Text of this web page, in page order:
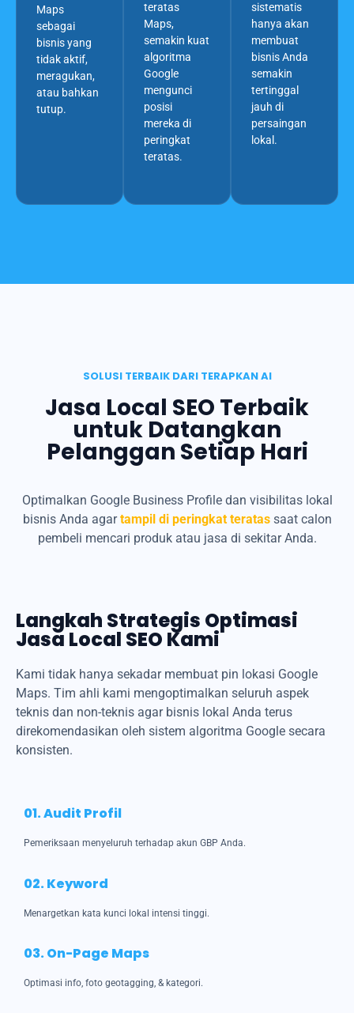
Maps
sebagai
bisnis yang
tidak aktif,
meragukan,
atau bahkan
tutup.
teratas
Maps,
semakin kuat
algoritma
Google
mengunci
posisi
mereka di
peringkat
teratas.
sistematis
hanya akan
membuat
bisnis Anda
semakin
tertinggal
jauh di
persaingan
lokal.
SOLUSI TERBAIK DARI TERAPKAN AI
Jasa Local SEO Terbaik
untuk Datangkan
Pelanggan Setiap Hari
Optimalkan Google Business Profile dan visibilitas lokal
bisnis Anda agartampil di peringkat teratassaat calon
pembeli mencari produk atau jasa di sekitar Anda.
Langkah Strategis Optimasi
Jasa Local SEO Kami
Kami tidak hanya sekadar membuat pin lokasi Google
Maps. Tim ahli kami mengoptimalkan seluruh aspek
teknis dan non-teknis agar bisnis lokal Anda terus
direkomendasikan oleh sistem algoritma Google secara
konsisten.
01. Audit Profil
Pemeriksaan menyeluruh terhadap akun GBP Anda.
02. Keyword
Menargetkan kata kunci lokal intensi tinggi.
03. On-Page Maps
Optimasi info, foto geotagging, & kategori.